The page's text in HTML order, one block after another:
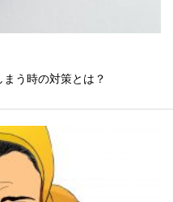
う時の対策とは？